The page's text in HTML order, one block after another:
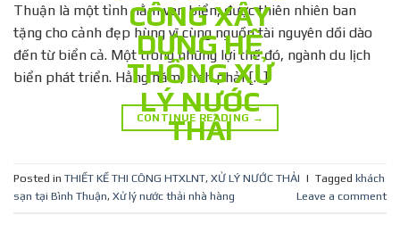
Thuận là một tỉnh nằm ven biển, được thiên nhiên ban
tặng cho cảnh đẹp hùng vĩ cùng nguồn tài nguyên dồi dào
đến từ biển cả. Một trong những lợi thế đó, ngành du lịch
biển phát triển. Hằng năm, tỉnh phải […]
CONTINUE READING →
Posted in THIẾT KẾ THI CÔNG HTXLNT, XỬ LÝ NƯỚC THẢI | Tagged khách
sạn tại Bình Thuận, Xử lý nước thải nhà hàng Leave a comment